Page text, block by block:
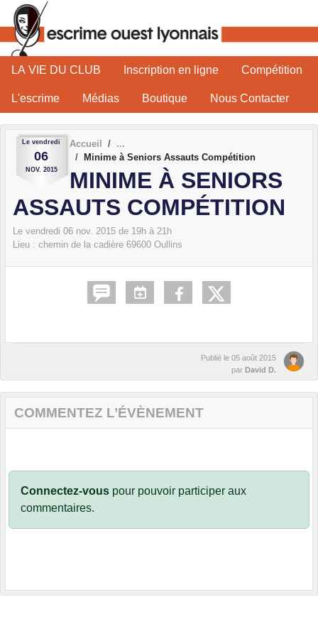
LA VIE DU CLUB Inscription en ligne Compétition
L'escrime Médias Boutique Nous Contacter
Le vendredi
06
NOV. 2015
Accueil
Minime à Seniors Assauts Compétition
MINIME À SENIORS
ASSAUTS COMPÉTITION
Le vendredi 06 nov. 2015 de 19h à 21h
Lieu : chemin de la cadière 69600 Oullins
Publié le 05 août 2015
par David D.
COMMENTEZ L’ÉVÈNEMENT
Connectez-vous pour pouvoir participer aux
commentaires.
Panneau de gestion des cookies